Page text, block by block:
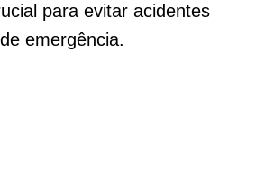
para evitar acidentes
emergência.